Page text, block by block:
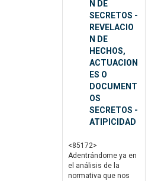
N DE
SECRETOS -
REVELACIO
N DE
HECHOS,
ACTUACION
ES O
DOCUMENT
OS
SECRETOS -
ATIPICIDAD
<85172>
Adentrándome ya en
el análisis de la
normativa que nos